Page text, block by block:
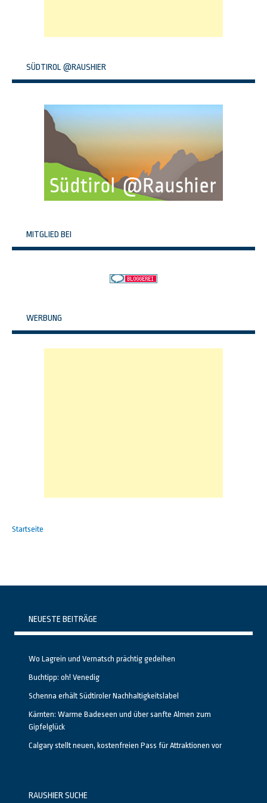
SÜDTIROL @RAUSHIER
MITGLIED BEI
WERBUNG
Startseite
NEUESTE BEITRÄGE
Wo Lagrein und Vernatsch prächtig gedeihen
Buchtipp: oh! Venedig
Schenna erhält Südtiroler Nachhaltigkeitslabel
Kärnten: Warme Badeseen und über sanfte Almen zum
Gipfelglück
Calgary stellt neuen, kostenfreien Pass für Attraktionen vor
RAUSHIER SUCHE